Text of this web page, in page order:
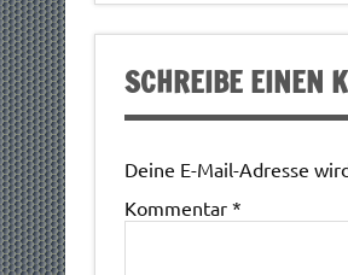
SCHREIBE EINEN
Deine E-Mail-Adresse
Kommentar *